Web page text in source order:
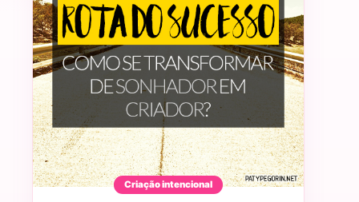
Criação intencional